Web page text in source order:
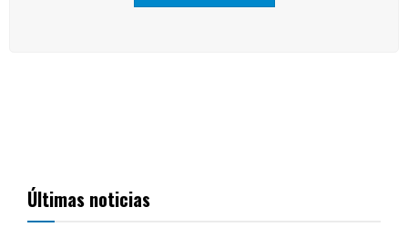
Últimas noticias